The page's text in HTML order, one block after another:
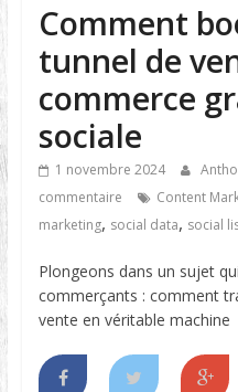
Comment
tunnel de
commerce
sociale
1 novembre 2024
commentaire
Content
marketing, social data, social
Plongeons dans un sujet
commerçants : comment
vente en véritable machine